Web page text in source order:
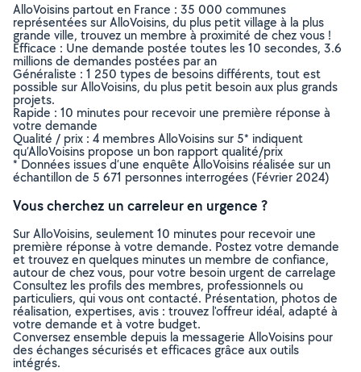
AlloVoisins partout en France : 35 000 communes
représentées sur AlloVoisins, du plus petit village à la plus
grande ville, trouvez un membre à proximité de chez vous !
Efficace : Une demande postée toutes les 10 secondes, 3.6
millions de demandes postées par an
Généraliste : 1 250 types de besoins différents, tout est
possible sur AlloVoisins, du plus petit besoin aux plus grands
projets.
Rapide : 10 minutes pour recevoir une première réponse à
votre demande
Qualité / prix : 4 membres AlloVoisins sur 5* indiquent
qu’AlloVoisins propose un bon rapport qualité/prix
* Données issues d’une enquête AlloVoisins réalisée sur un
échantillon de 5 671 personnes interrogées (Février 2024)
Vous cherchez un carreleur en urgence ?
Sur AlloVoisins, seulement 10 minutes pour recevoir une
première réponse à votre demande. Postez votre demande
et trouvez en quelques minutes un membre de confiance,
autour de chez vous, pour votre besoin urgent de carrelage
Consultez les profils des membres, professionnels ou
particuliers, qui vous ont contacté. Présentation, photos de
réalisation, expertises, avis : trouvez l'offreur idéal, adapté à
votre demande et à votre budget.
Conversez ensemble depuis la messagerie AlloVoisins pour
des échanges sécurisés et efficaces grâce aux outils
intégrés.